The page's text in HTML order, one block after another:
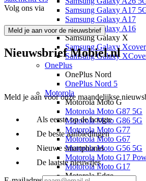
Samsung Galaxy A17
Samsung Galaxy A17
Samsung Galaxy A16
Samsung Galaxy X
Samsung Galaxy
Samsung Galaxy
OnePlus
OnePlus Nord
OnePlus Nord 5
Motorola
Motorola Moto G
Motorola Moto G87 5G
Motorola Moto G86 5G
Motorola Moto G77
Motorola Moto G67
Motorola Moto G56 5G
Motorola Moto G17
Motorola Moto G17
Motorola Edge
Volg ons via
Meld je aan voor de nieuwsbrief
Nieuwsbrief Mobiel.nl
Meld je aan voor onze maandelijkse
Als eerste op de hoogte
De beste aanbiedingen
Nieuwe smartphones
De laatste nieuwtjes